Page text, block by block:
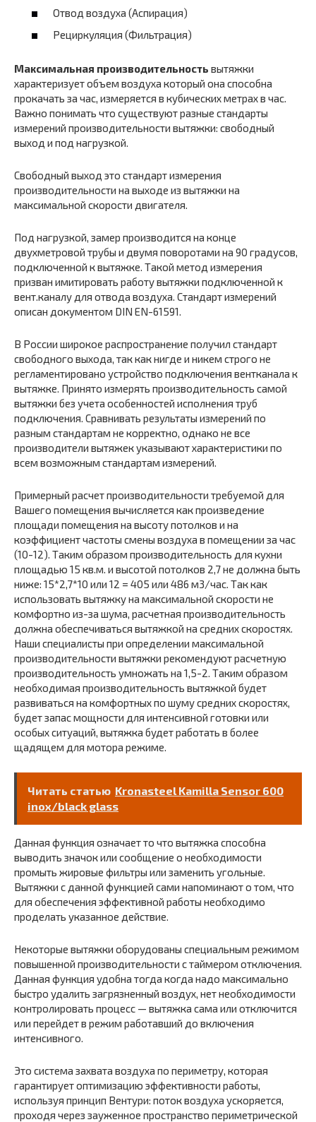
Отвод воздуха (Аспирация)
Рециркуляция (Фильтрация)
Максимальная производительность вытяжки
характеризует объем воздуха который она способна
прокачать за час, измеряется в кубических метрах в час.
Важно понимать что существуют разные стандарты
измерений производительности вытяжки: свободный
выход и под нагрузкой.
Свободный выход это стандарт измерения
производительности на выходе из вытяжки на
максимальной скорости двигателя.
Под нагрузкой, замер производится на конце
двухметровой трубы и двумя поворотами на 90 градусов,
подключенной к вытяжке. Такой метод измерения
призван имитировать работу вытяжки подключенной к
вент.каналу для отвода воздуха. Стандарт измерений
описан документом DIN EN-61591.
В России широкое распространение получил стандарт
свободного выхода, так как нигде и никем строго не
регламентировано устройство подключения вентканала к
вытяжке. Принято измерять производительность самой
вытяжки без учета особенностей исполнения труб
подключения. Сравнивать результаты измерений по
разным стандартам не корректно, однако не все
производители вытяжек указывают характеристики по
всем возможным стандартам измерений.
Примерный расчет производительности требуемой для
Вашего помещения вычисляется как произведение
площади помещения на высоту потолков и на
коэффициент частоты смены воздуха в помещении за час
(10-12). Таким образом производительность для кухни
площадью 15 кв.м. и высотой потолков 2,7 не должна быть
ниже: 15*2,7*10 или 12 = 405 или 486 м3/час. Так как
использовать вытяжку на максимальной скорости не
комфортно из-за шума, расчетная производительность
должна обеспечиваться вытяжкой на средних скоростях.
Наши специалисты при определении максимальной
производительности вытяжки рекомендуют расчетную
производительность умножать на 1,5-2. Таким образом
необходимая производительность вытяжкой будет
развиваться на комфортных по шуму средних скоростях,
будет запас мощности для интенсивной готовки или
особых ситуаций, вытяжка будет работать в более
щадящем для мотора режиме.
Читать статью Kronasteel Kamilla Sensor 600
inox/black glass
Данная функция означает то что вытяжка способна
выводить значок или сообщение о необходимости
промыть жировые фильтры или заменить угольные.
Вытяжки с данной функцией сами напоминают о том, что
для обеспечения эффективной работы необходимо
проделать указанное действие.
Некоторые вытяжки оборудованы специальным режимом
повышенной производительности с таймером отключения.
Данная функция удобна тогда когда надо максимально
быстро удалить загрязненный воздух, нет необходимости
контролировать процесс — вытяжка сама или отключится
или перейдет в режим работавший до включения
интенсивного.
Это система захвата воздуха по периметру, которая
гарантирует оптимизацию эффективности работы,
используя принцип Вентури: поток воздуха ускоряется,
проходя через зауженное пространство периметрической